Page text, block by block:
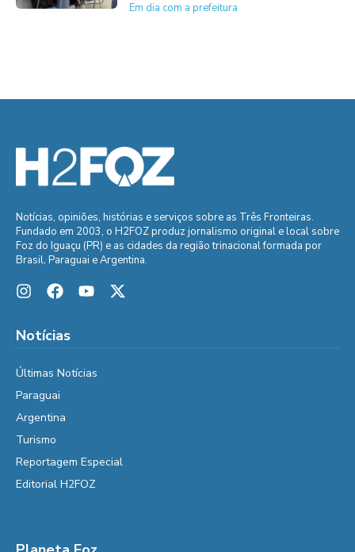
Em dia com a prefeitura
Notícias, opiniões, histórias e serviços sobre as Três Fronteiras.
Fundado em 2003, o H2FOZ produz jornalismo original e local sobre
Foz do Iguaçu (PR) e as cidades da região trinacional formada por
Brasil, Paraguai e Argentina.
Notícias
Últimas Notícias
Paraguai
Argentina
Turismo
Reportagem Especial
Editorial H2FOZ